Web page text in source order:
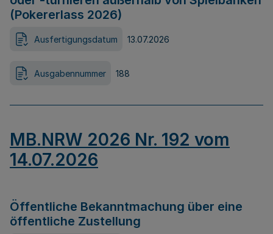
(Pokererlass 2026)
Ausfertigungsdatum 13.07.2026
Ausgabennummer 188
MB.NRW 2026 Nr. 192 vom
14.07.2026
Öffentliche Bekanntmachung über eine
öffentliche Zustellung